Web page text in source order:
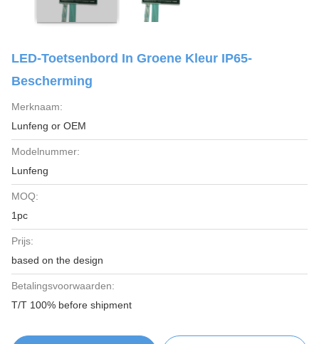
LED-Toetsenbord In Groene Kleur IP65-
Bescherming
Merknaam:
Lunfeng or OEM
Modelnummer:
Lunfeng
MOQ:
1pc
Prijs:
based on the design
Betalingsvoorwaarden:
T/T 100% before shipment